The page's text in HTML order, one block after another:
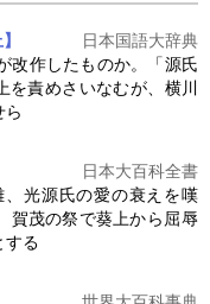
日本国語大辞典
改作したものか。「源氏
を責めさいなむが、横川
ら
日本大百科全書
光源氏の愛の衰えを嘆
賀茂の祭で葵上から屈辱
する